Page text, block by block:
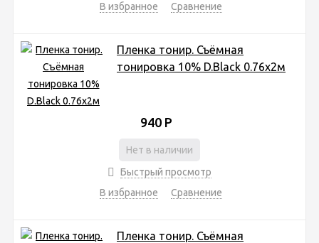
В избранное
Сравнение
Пленка тонир. Съёмная
тонировка 10% D.Black 0.76x2м
940 Р
Нет в наличии
Быстрый просмотр
В избранное
Сравнение
Пленка тонир. Съёмная